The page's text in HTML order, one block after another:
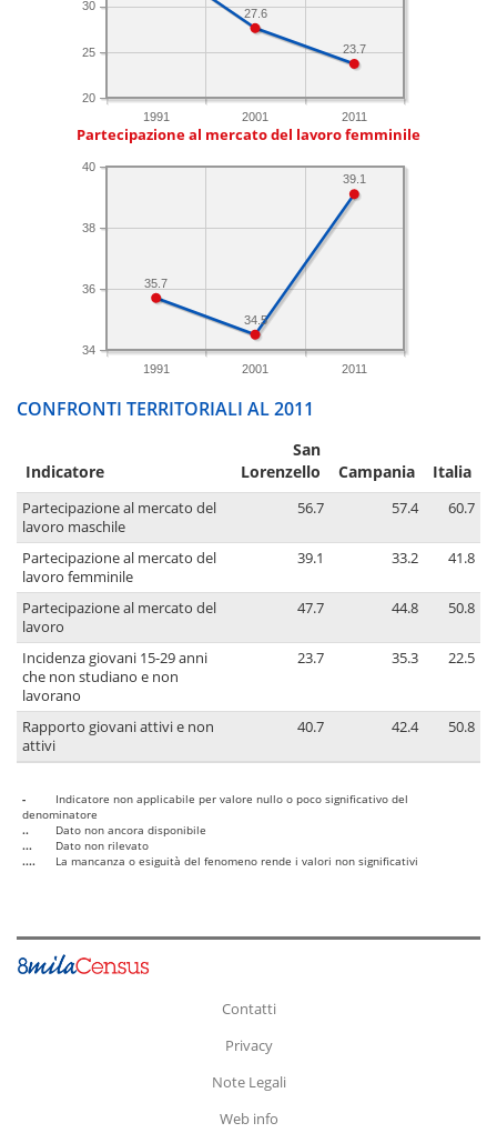
1991 2001 2011
20
25
30
23.7
27.6
Partecipazione al mercato del lavoro femminile
1991 2001 2011
34
36
38
40
39.1
34.5
35.7
CONFRONTI TERRITORIALI AL 2011
Indicatore
San
Lorenzello
Campania Italia
Partecipazione al mercato del
lavoro maschile
56.7 57.4 60.7
Partecipazione al mercato del
lavoro femminile
39.1 33.2 41.8
Partecipazione al mercato del
lavoro
47.7 44.8 50.8
Incidenza giovani 15-29 anni
che non studiano e non
lavorano
23.7 35.3 22.5
Rapporto giovani attivi e non
attivi
40.7 42.4 50.8
-
Indicatore non applicabile per valore nullo o poco significativo del
denominatore
..
Dato non ancora disponibile
...
Dato non rilevato
....
La mancanza o esiguità del fenomeno rende i valori non significativi
Contatti
Privacy
Note Legali
Web info